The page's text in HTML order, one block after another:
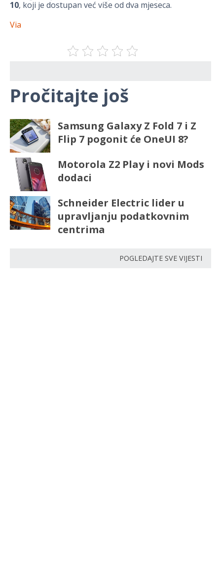
10, koji je dostupan već više od dva mjeseca.
Via
Pročitajte još
Samsung Galaxy Z Fold 7 i Z
Flip 7 pogonit će OneUI 8?
Motorola Z2 Play i novi Mods
dodaci
Schneider Electric lider u
upravljanju podatkovnim
centrima
POGLEDAJTE SVE VIJESTI